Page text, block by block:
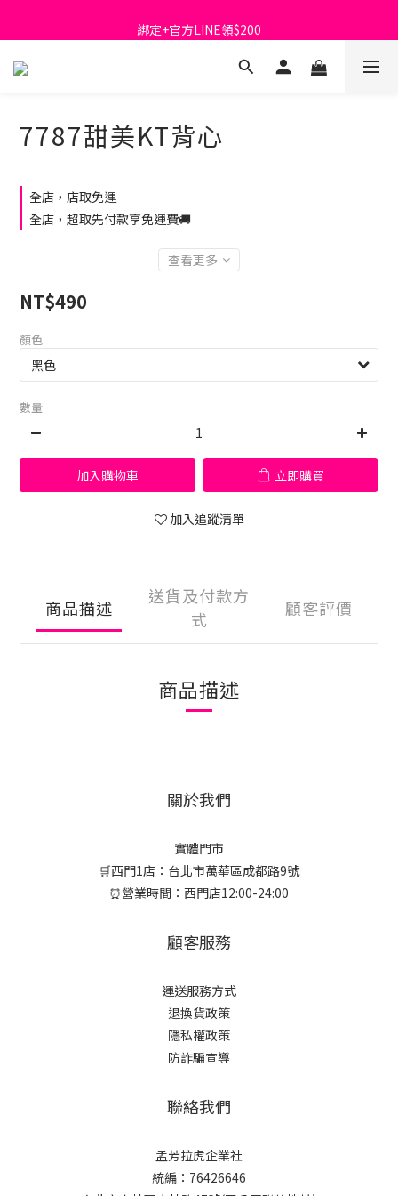
首購免運費🚚
綁定+官方LINE領$200
出清特價_買一送一
7787甜美KT背心
全店，店取免運
全店，超取先付款享免運費🚚
查看更多
NT$490
顏色
數量
加入購物車 立即購買
加入追蹤清單
商品描述
送貨及付款方
式
顧客評價
商品描述
關於我們
實體門市
🛒西門1店：台北市萬華區成都路9號
⏰營業時間：西門店12:00-24:00
顧客服務
運送服務方式
退換貨政策
隱私權政策
防詐騙宣導
聯絡我們
孟芳拉虎企業社
統編：76426646